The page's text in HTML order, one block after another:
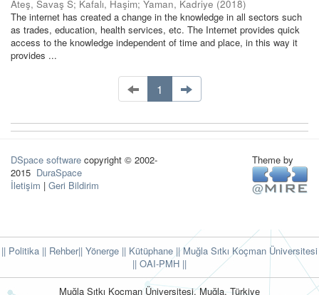
Ateş, Savaş S; Kafalı, Haşim; Yaman, Kadriye (2018)
The internet has created a change in the knowledge in all sectors such
as trades, education, health services, etc. The Internet provides quick
access to the knowledge independent of time and place, in this way it
provides ...
1
DSpace software copyright © 2002-
2015 DuraSpace
İletişim | Geri Bildirim
Theme by
|| Politika || Rehber|| Yönerge || Kütüphane || Muğla Sıtkı Koçman Üniversitesi
|| OAI-PMH ||
Muğla Sıtkı Koçman Üniversitesi, Muğla, Türkiye